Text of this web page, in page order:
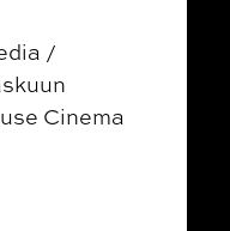
/
Cinema